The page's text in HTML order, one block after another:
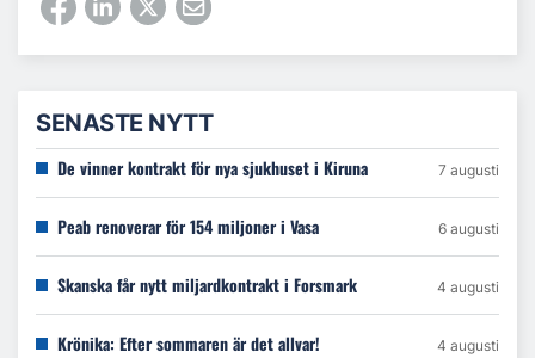
SENASTE NYTT
De vinner kontrakt för nya sjukhuset i Kiruna 7 augusti
Peab renoverar för 154 miljoner i Vasa 6 augusti
Skanska får nytt miljardkontrakt i Forsmark 4 augusti
Krönika: Efter sommaren är det allvar! 4 augusti